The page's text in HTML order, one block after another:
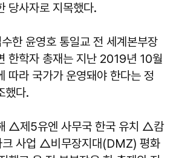
당사자로 지목했다.
한 윤영호 통일교 전 세계본부장
한학자 총재는 지난 2019년 10월
따라 국가가 운영돼야 한다는 정
했다.
△제5유엔 사무국 한국 유치 △캄
크 사업 △비무장지대(DMZ) 평화